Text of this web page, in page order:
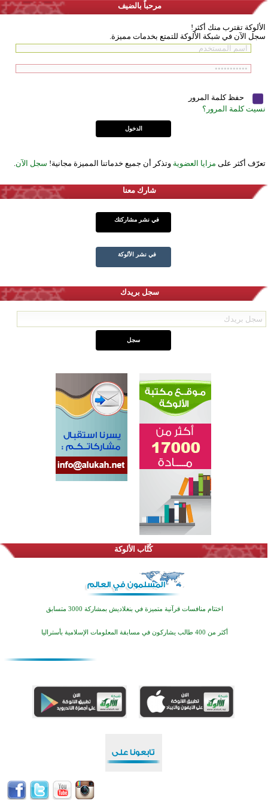
مرحباً بالضيف
الألوكة تقترب منك أكثر!
سجل الآن في شبكة الألوكة للتمتع بخدمات مميزة.
حفظ كلمة المرور
نسيت كلمة المرور؟
تعرّف أكثر على مزايا العضوية وتذكر أن جميع خدماتنا المميزة مجانية! سجل الآن
شارك معنا
في نشر مشاركتك
في نشر الألوكة
سجل بريدك
كُتَّاب الألوكة
اختتام منافسات قرآنية متميزة في بنغلاديش بمشاركة 3000 متسابق
أكثر من 400 طالب يشاركون في مسابقة المعلومات الإسلامية بأستراليا
أكبر مشروع إسلامي في ريف أستراليا يفتتح أبوابه بعد سنوات من العمل والعطاء
اختتام الدورة التاسعة لمسابقة حفظ وتلاوة القرآن الكريم في أزناكاييف